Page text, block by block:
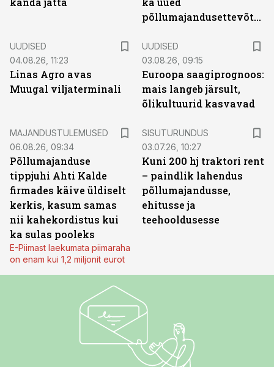
põllumajandusettevõtted
UUDISED
04.08.26, 11:23
Linas Agro avas
Muugal viljaterminali
UUDISED
03.08.26, 09:15
Euroopa saagiprognoos:
mais langeb järsult,
õlikultuurid kasvavad
MAJANDUSTULEMUSED
06.08.26, 09:34
Põllumajanduse
tippjuhi Ahti Kalde
firmades käive üldiselt
kerkis, kasum samas
nii kahekordistus kui
ka sulas pooleks
E-Piimast laekumata piimaraha
on enam kui 1,2 miljonit eurot
SISUTURUNDUS
03.07.26, 10:27
Kuni 200 hj traktori rent
– paindlik lahendus
põllumajandusse,
ehitusse ja
teehooldusesse